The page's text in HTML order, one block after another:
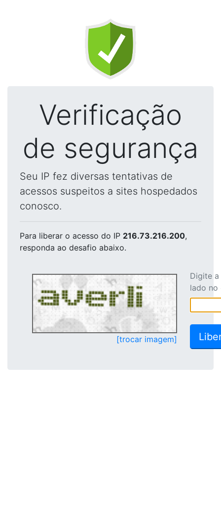
Verificação
de segurança
Seu IP fez diversas tentativas de
acessos suspeitos a sites hospedados
conosco.
Para liberar o acesso do IP 216.73.216.200,
responda ao desafio abaixo.
[trocar imagem]
Digite
lado no